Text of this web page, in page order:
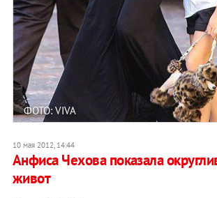
ФОТО: VIVA
10 мая 2012, 14:44
Анфиса Чехова показала
живот